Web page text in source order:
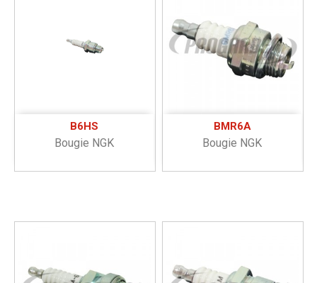
B6HS
Bougie NGK
BMR6A
Bougie NGK